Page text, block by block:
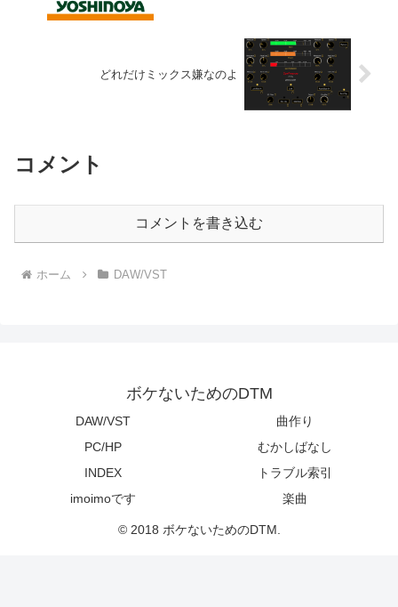
どれだけミックス嫌なのよ
コメント
コメントを書き込む
ホーム DAW/VST
ボケないためのDTM
DAW/VST
曲作り
PC/HP
むかしばなし
INDEX
トラブル索引
imoimoです
楽曲
© 2018 ボケないためのDTM.